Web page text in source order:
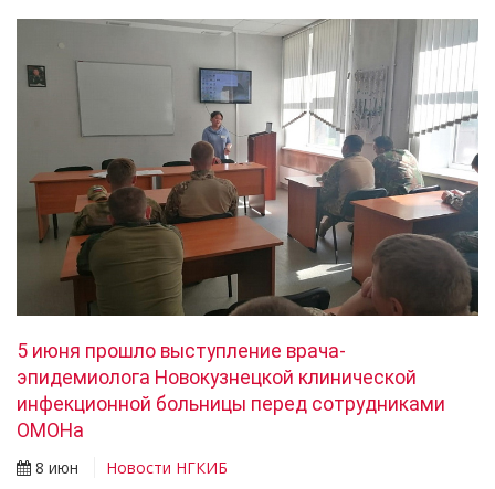
5 июня прошло выступление врача-
эпидемиолога Новокузнецкой клинической
инфекционной больницы перед сотрудниками
ОМОНа
8 июн
Новости НГКИБ